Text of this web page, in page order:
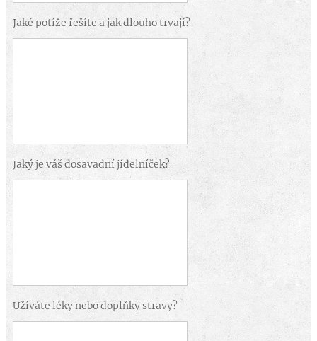
Jaké potíže řešíte a jak dlouho trvají?
Jaký je váš dosavadní jídelníček?
Užíváte léky nebo doplňky stravy?